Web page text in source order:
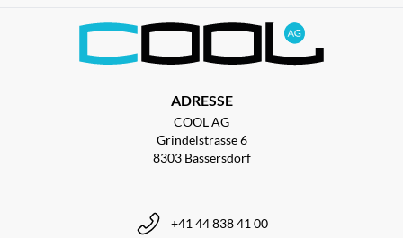
ADRESSE
COOL AG
Grindelstrasse 6
8303 Bassersdorf
+41 44 838 41 00